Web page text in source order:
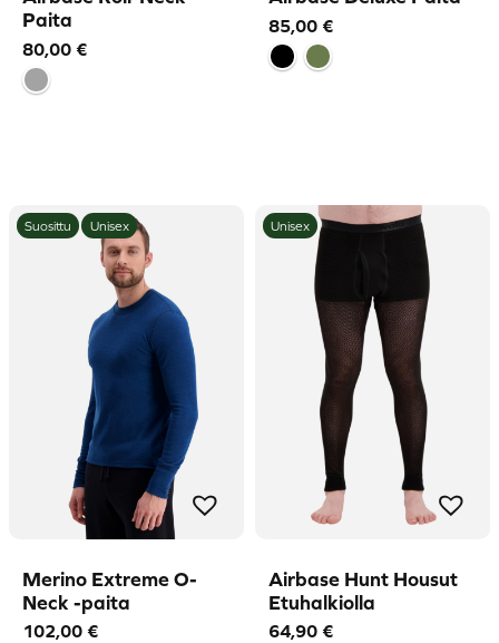
Paita
80,00 €
85,00 €
Suosittu Unisex
Merino Extreme O-
Neck -paita
102,00 €
Unisex
Airbase Hunt Housut
Etuhalkiolla
64,90 €